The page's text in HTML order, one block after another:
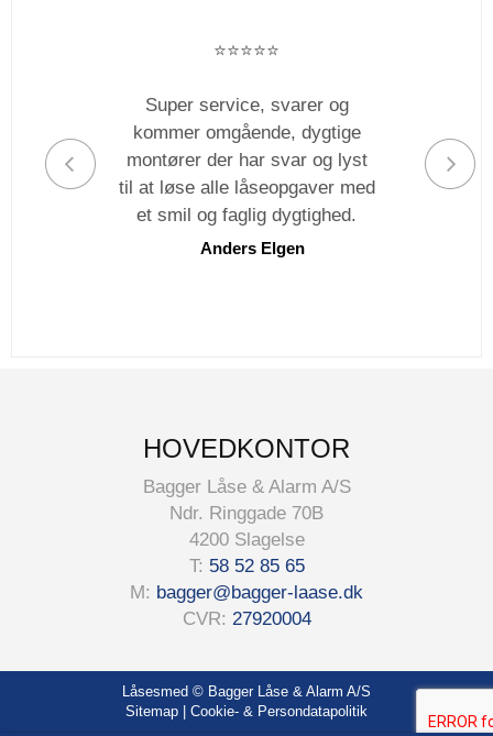
⭐️⭐️⭐️⭐️⭐️
Super service, svarer og
kommer omgående, dygtige
montører der har svar og lyst
til at løse alle låseopgaver med
et smil og faglig dygtighed.
Anders Elgen
HOVEDKONTOR
Bagger Låse & Alarm A/S
Ndr. Ringgade 70B
4200 Slagelse
T: 58 52 85 65
M: bagger@bagger-laase.dk
CVR: 27920004
Låsesmed © Bagger Låse & Alarm A/S
Sitemap
Cookie- & Persondatapolitik